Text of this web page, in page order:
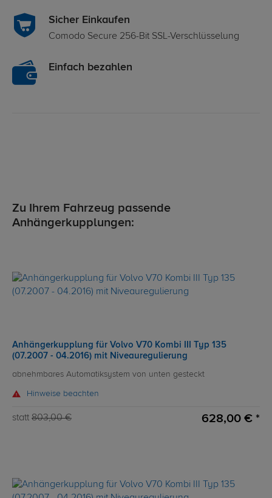
Sicher Einkaufen
Comodo Secure 256-Bit SSL-Verschlüsselung
Einfach bezahlen
Zu Ihrem Fahrzeug passende
Anhängerkupplungen:
Anhängerkupplung für Volvo V70 Kombi III Typ 135
(07.2007 - 04.2016) mit Niveauregulierung
abnehmbares Automatiksystem von unten gesteckt
Hinweise beachten
statt 803,00 € 628,00 € *